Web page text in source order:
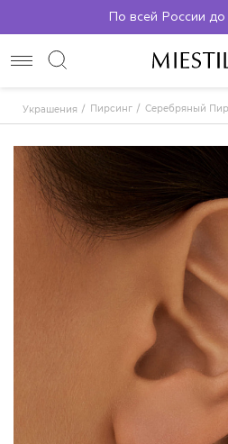
По всей России
Украшения Пирсинг Серебряный